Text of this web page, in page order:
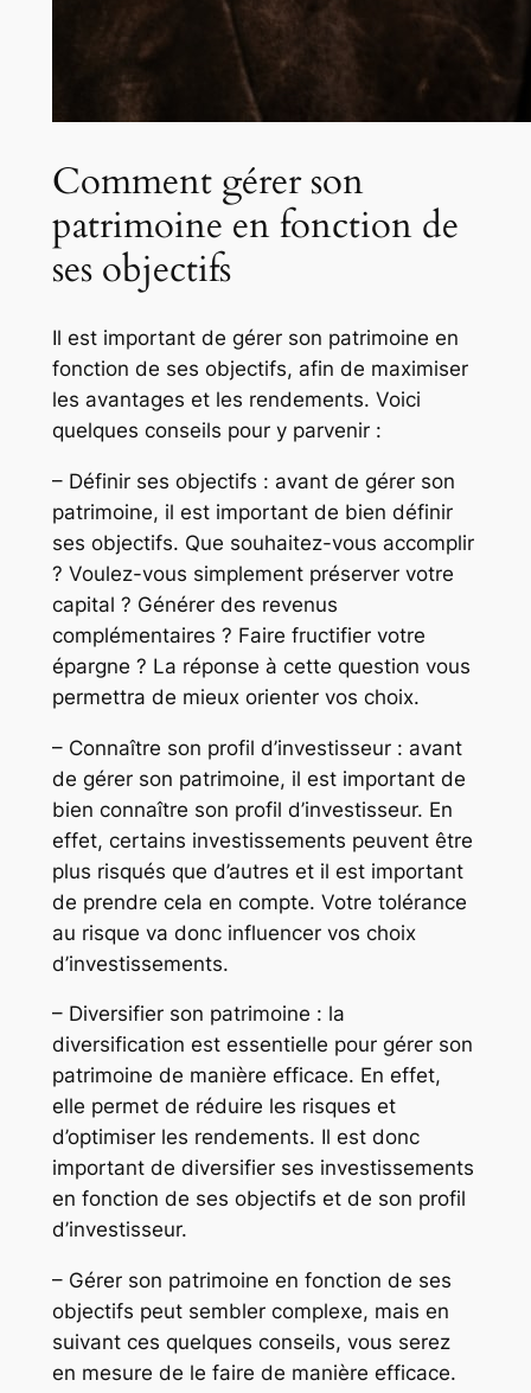
Comment gérer son
patrimoine en fonction de
ses objectifs
Il est important de gérer son patrimoine en
fonction de ses objectifs, afin de maximiser
les avantages et les rendements. Voici
quelques conseils pour y parvenir :
– Définir ses objectifs : avant de gérer son
patrimoine, il est important de bien définir
ses objectifs. Que souhaitez-vous accomplir
? Voulez-vous simplement préserver votre
capital ? Générer des revenus
complémentaires ? Faire fructifier votre
épargne ? La réponse à cette question vous
permettra de mieux orienter vos choix.
– Connaître son profil d’investisseur : avant
de gérer son patrimoine, il est important de
bien connaître son profil d’investisseur. En
effet, certains investissements peuvent être
plus risqués que d’autres et il est important
de prendre cela en compte. Votre tolérance
au risque va donc influencer vos choix
d’investissements.
– Diversifier son patrimoine : la
diversification est essentielle pour gérer son
patrimoine de manière efficace. En effet,
elle permet de réduire les risques et
d’optimiser les rendements. Il est donc
important de diversifier ses investissements
en fonction de ses objectifs et de son profil
d’investisseur.
– Gérer son patrimoine en fonction de ses
objectifs peut sembler complexe, mais en
suivant ces quelques conseils, vous serez
en mesure de le faire de manière efficace.